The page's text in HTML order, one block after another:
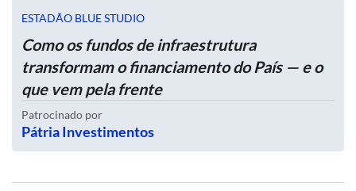
ESTADÃO BLUE STUDIO
Como os fundos de infraestrutura
transformam o financiamento do País — e o
que vem pela frente
Patrocinado por
Pátria Investimentos